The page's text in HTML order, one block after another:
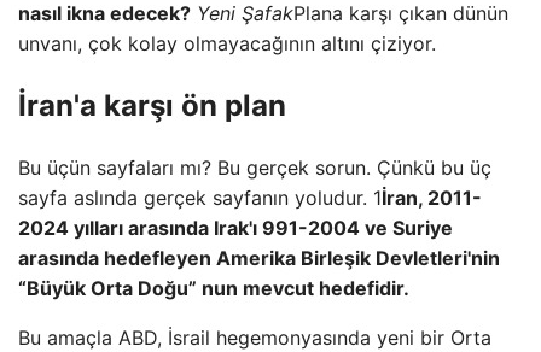
nasıl ikna edecek? Yeni ŞafakPlana karşı çıkan dünün
unvanı, çok kolay olmayacağının altını çiziyor.
İran'a karşı ön plan
Bu üçün sayfaları mı? Bu gerçek sorun. Çünkü bu üç
sayfa aslında gerçek sayfanın yoludur. 1İran, 2011-
2024 yılları arasında Irak'ı 991-2004 ve Suriye
arasında hedefleyen Amerika Birleşik Devletleri'nin
“Büyük Orta Doğu” nun mevcut hedefidir.
Bu amaçla ABD, İsrail hegemonyasında yeni bir Orta